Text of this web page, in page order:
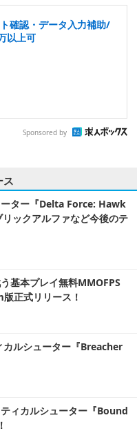
確認・データ入力補助/
以上可
Sponsored by
ス
ター『Delta Force: Hawk
ックアルファなど今後のテ
基本プレイ無料MMOFPS
正式リリース！
カルシューター『Breacher
ィカルシューター『Bound